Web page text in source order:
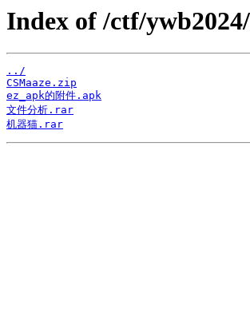
Index of /ctf/
../
CSMaaze.zip
ez_apk的附件.apk
文件分析.rar
机器猫.rar